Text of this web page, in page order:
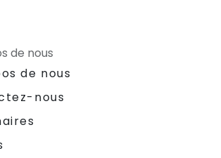
de nous
de nous
nous